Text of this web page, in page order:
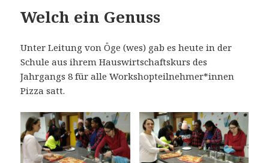
Welch ein Genuss
Unter Leitung von Öge (wes) gab es heute in der
Schule aus ihrem Hauswirtschaftskurs des
Jahrgangs 8 für alle Workshopteilnehmer*innen
Pizza satt.